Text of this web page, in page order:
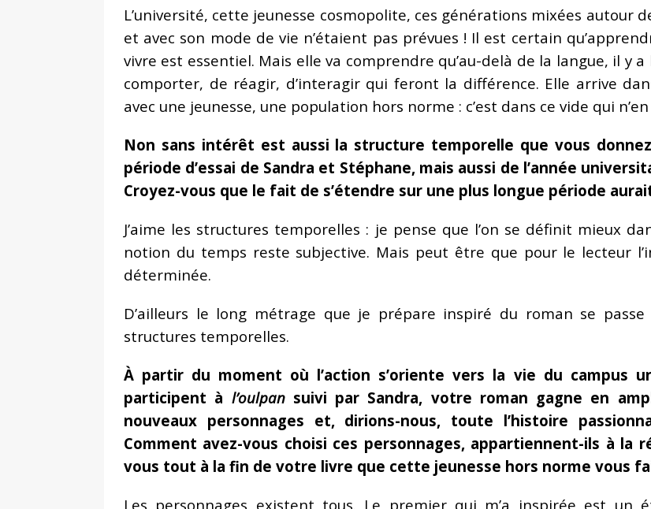
L’université, cette jeunesse cosmopolite, ces générations mixées autour
et avec son mode de vie n’étaient pas prévues ! Il est certain
vivre est essentiel. Mais elle va comprendre qu’au-delà de la langue, il y a
comporter, de réagir, d’interagir qui feront la différence. Elle arrive
avec une jeunesse, une population hors norme : c’est dans ce vide qui
Non sans intérêt est aussi la structure temporelle que vous
période d’essai de Sandra et Stéphane, mais aussi de l’année
Croyez-vous que le fait de s’étendre sur une plus longue période
J’aime les structures temporelles : je pense que l’on se définit mieux
notion du temps reste subjective. Mais peut être que pour le lecteur
déterminée.
D’ailleurs le long métrage que je prépare inspiré du roman se
structures temporelles.
À partir du moment où l’action s’oriente vers la vie du campus
participent à l’oulpansuivi par Sandra, votre roman gagne en
nouveaux personnages et, dirions-nous, toute l’histoire
Comment avez-vous choisi ces personnages, appartiennent-ils à la
vous tout à la fin de votre livre que cette jeunesse hors norme vous
Les personnages existent tous. Le premier qui m’a inspirée est un